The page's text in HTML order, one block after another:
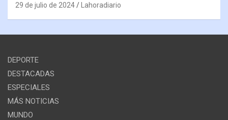
29 de julio de 2024 Lahoradiario
DEPORTE
DESTACADAS
ESPECIALES
MÁS NOTICIAS
MUNDO